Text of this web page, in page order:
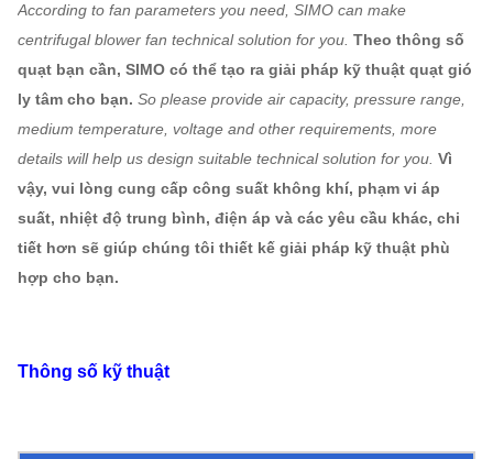
According to fan parameters you need, SIMO can make
centrifugal blower fan technical solution for you. Theo thông số
quạt bạn cần, SIMO có thể tạo ra giải pháp kỹ thuật quạt gió
ly tâm cho bạn. So please provide air capacity, pressure range,
medium temperature, voltage and other requirements, more
details will help us design suitable technical solution for you. Vì
vậy, vui lòng cung cấp công suất không khí, phạm vi áp
suất, nhiệt độ trung bình, điện áp và các yêu cầu khác, chi
tiết hơn sẽ giúp chúng tôi thiết kế giải pháp kỹ thuật phù
hợp cho bạn.
Thông số kỹ thuật